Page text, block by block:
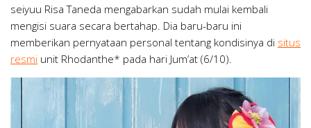
seiyuu Risa Taneda mengabarkan sudah mulai kembali
mengisi suara secara bertahap. Dia baru-baru ini
memberikan pernyataan personal tentang kondisinya di situs
resmi unit Rhodanthe* pada hari Jum’at (6/10).